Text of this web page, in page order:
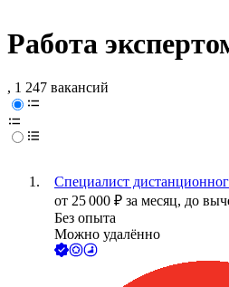
Работа
, 1 247 вакансий
Специалист
от 25 000 ₽ за месяц, до
Без опыта
Можно удалённо